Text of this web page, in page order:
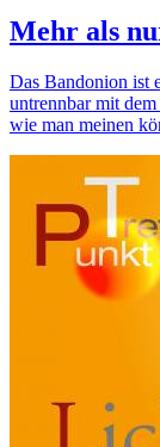
Mehr als
Das Bandonion ist
untrennbar mit
wie man meinen